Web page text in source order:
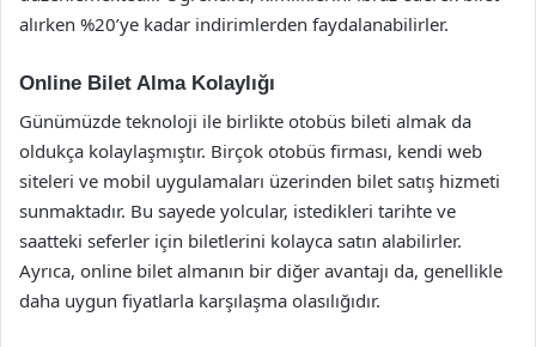
alırken %20’ye kadar indirimlerden faydalanabilirler.
Online Bilet Alma Kolaylığı
Günümüzde teknoloji ile birlikte otobüs bileti almak da
oldukça kolaylaşmıştır. Birçok otobüs firması, kendi web
siteleri ve mobil uygulamaları üzerinden bilet satış hizmeti
sunmaktadır. Bu sayede yolcular, istedikleri tarihte ve
saatteki seferler için biletlerini kolayca satın alabilirler.
Ayrıca, online bilet almanın bir diğer avantajı da, genellikle
daha uygun fiyatlarla karşılaşma olasılığıdır.